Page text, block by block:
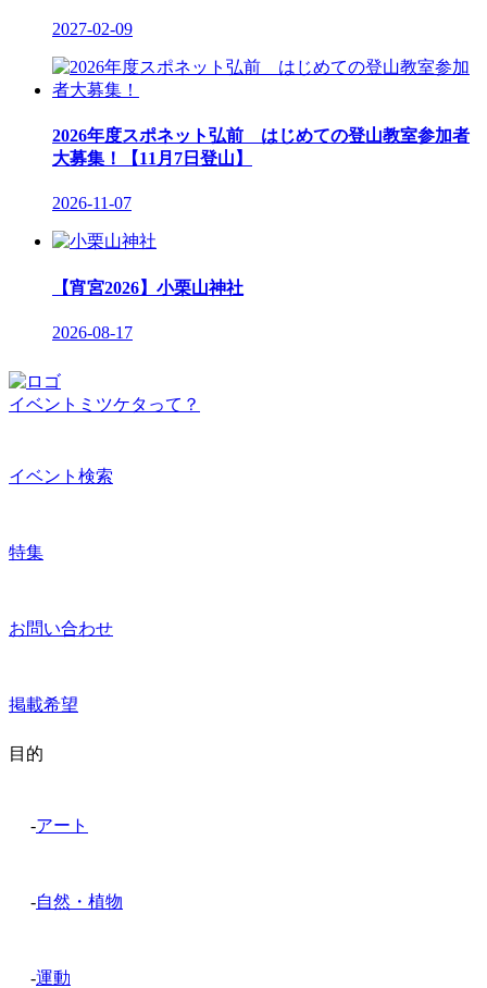
2027-02-09
2026年度スポネット弘前 はじめての登山教室参加者
大募集！【11月7日登山】
2026-11-07
【宵宮2026】小栗山神社
2026-08-17
イベントミツケタって？
イベント検索
特集
お問い合わせ
掲載希望
目的
-アート
-自然・植物
-運動